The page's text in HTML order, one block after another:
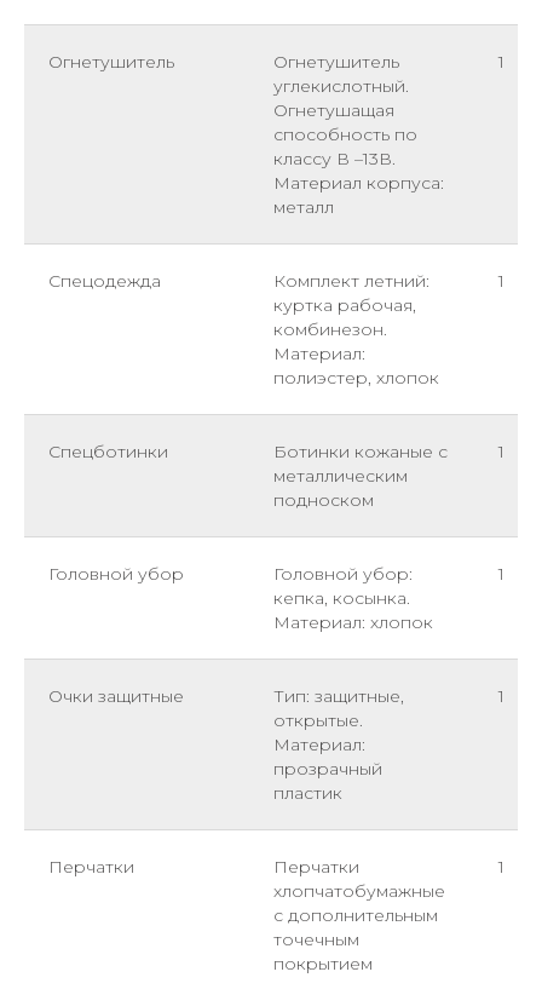
Огнетушитель
Огнетушитель
углекислотный.
Огнетушащая
способность по
классу В –13В.
Материал корпуса:
металл
1
Спецодежда
Комплект летний:
куртка рабочая,
комбинезон.
Материал:
полиэстер, хлопок
1
Спецботинки
Ботинки кожаные с
металлическим
подноском
1
Головной убор
Головной убор:
кепка, косынка.
Материал: хлопок
1
Очки защитные
Тип: защитные,
открытые.
Материал:
прозрачный
пластик
1
Перчатки
Перчатки
хлопчатобумажные
с дополнительным
точечным
покрытием
1